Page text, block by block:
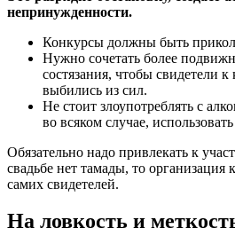
непринужденности.
Конкурсы должны быть
Нужно сочетать более
состязания, чтобы свидетели
выбились из сил.
Не стоит злоупотреблять с
во всяком случае,
Обязательно надо привлекать к
свадьбе нет тамады, то организация
самих свидетелей.
На ловкость и